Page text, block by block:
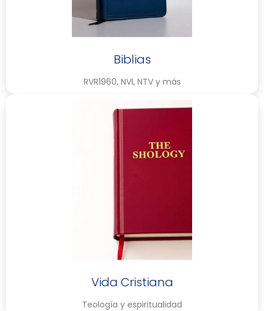
Biblias
RVR1960, NVI, NTV y más
Vida Cristiana
Teología y espiritualidad